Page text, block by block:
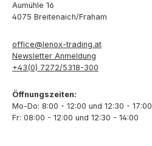
Aumühle 16
4075 Breitenaich/Fraham
office@lenox-trading.at
Newsletter Anmeldung
+43(0) 7272/5318-300
Öffnungszeiten:
Mo-Do: 8:00 - 12:00 und 12:30 - 17:00
Fr: 08:00 - 12:00 und 12:30 - 14:00